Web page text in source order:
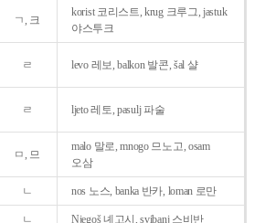
ㄱ, 크
korist 코리스트, krug 크루그, jastuk
야스투크
ㄹ levo 레보, balkon 발콘, šal 샬
ㄹ ljeto 레토, pasulj 파술
ㅁ, 므
malo 말로, mnogo 므노고, osam
오삼
ㄴ nos 노스, banka 반카, loman 로만
ㄴ Njegoš 녜고시, svibanj 스비반